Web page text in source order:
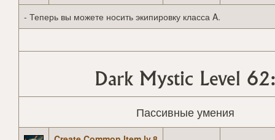
- Теперь вы можете носить экипировку класса A.
Dark Mystic Level
Пассивные умения